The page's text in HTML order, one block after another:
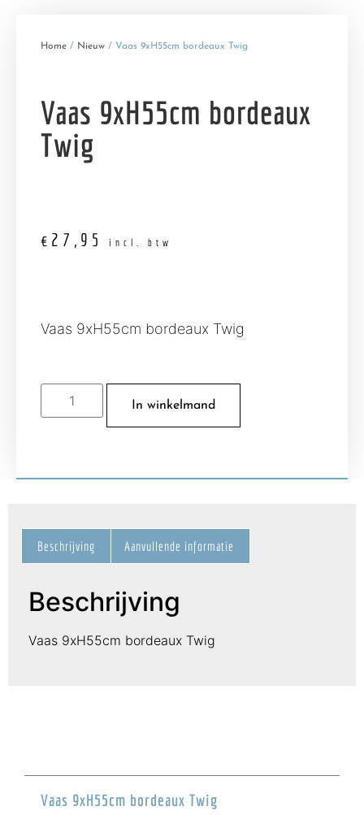
Home / Nieuw / Vaas 9xH55cm bordeaux Twig
Vaas 9xH55cm bordeaux
Twig
€ 27,95 incl. btw
Vaas 9xH55cm bordeaux Twig
In winkelmand
Beschrijving Aanvullende informatie
Beschrijving
Vaas 9xH55cm bordeaux Twig
Vaas 9xH55cm bordeaux Twig